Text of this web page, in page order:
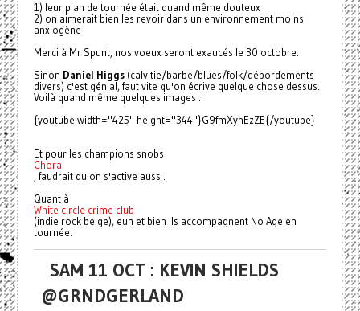
1) leur plan de tournée était quand même douteux
2) on aimerait bien les revoir dans un environnement moins
anxiogène
Merci à Mr Spunt, nos voeux seront exaucés le 30 octobre.
Sinon Daniel Higgs(calvitie/barbe/blues/folk/débordements
divers) c'est génial, faut vite qu'on écrive quelque chose dessus.
Voilà quand même quelques images :
{youtube width="425" height="344"}G9fmXyhEzZE{/youtube}
Et pour les champions snobs
Chora
, faudrait qu'on s'active aussi.
Quant à
White circle crime club
(indie rock belge), euh et bien ils accompagnent No Age en
tournée.
SAM 11 OCT : KEVIN SHIELDS
@GRNDGERLAND